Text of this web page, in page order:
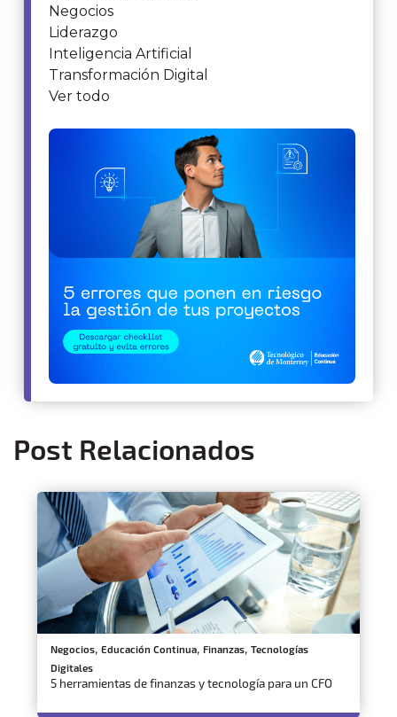
Negocios
Liderazgo
Inteligencia Artificial
Transformación Digital
Ver todo
Post Relacionados
Negocios, Educación Continua, Finanzas, Tecnologías
Digitales
5 herramientas de finanzas y tecnología para un CFO